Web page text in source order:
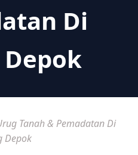
Di
Tanah & Pemadatan Di
Depok